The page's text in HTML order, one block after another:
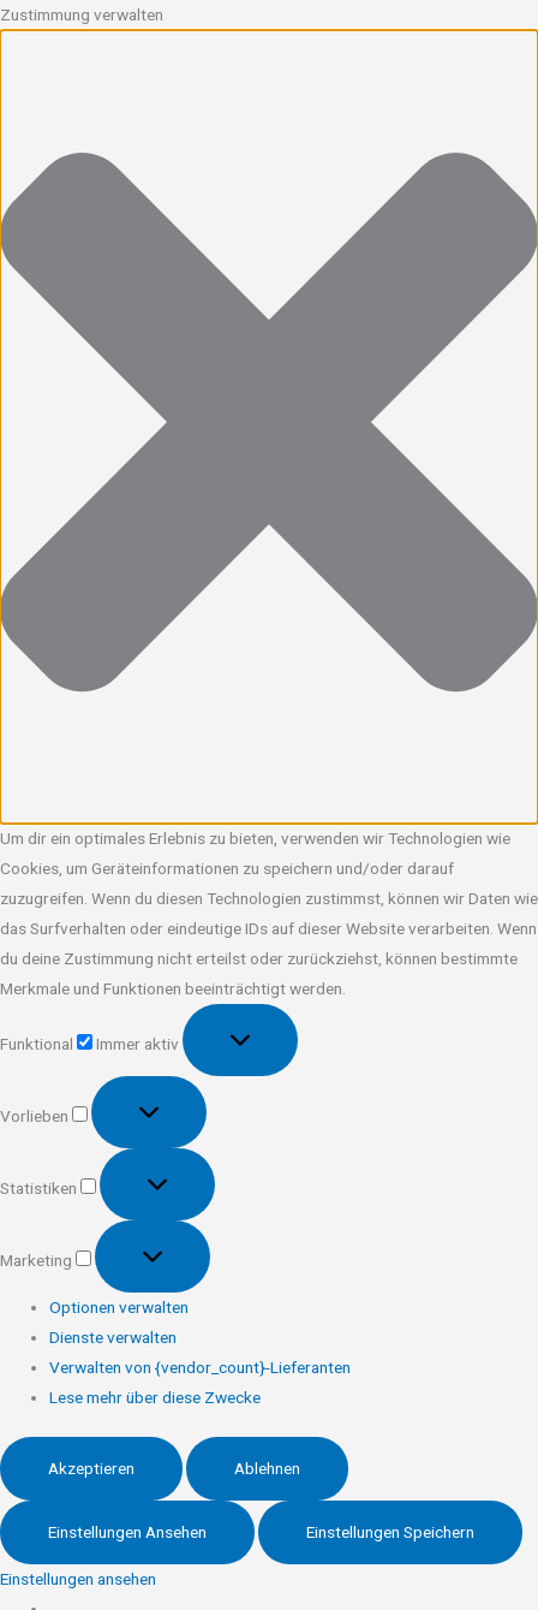
Zustimmung verwalten
Um dir ein optimales Erlebnis zu bieten, verwenden wir Technologien wie
Cookies, um Geräteinformationen zu speichern und/oder darauf
zuzugreifen. Wenn du diesen Technologien zustimmst, können wir Daten wie
das Surfverhalten oder eindeutige IDs auf dieser Website verarbeiten. Wenn
du deine Zustimmung nicht erteilst oder zurückziehst, können bestimmte
Merkmale und Funktionen beeinträchtigt werden.
Funktional
Immer aktiv
Vorlieben
Vorlieben
Statistiken
Statistiken
Marketing
Marketing
Optionen verwalten
Dienste verwalten
Verwalten von {vendor_count}-Lieferanten
Lese mehr über diese Zwecke
Akzeptieren Ablehnen
Einstellungen Ansehen Einstellungen Speichern
Einstellungen ansehen